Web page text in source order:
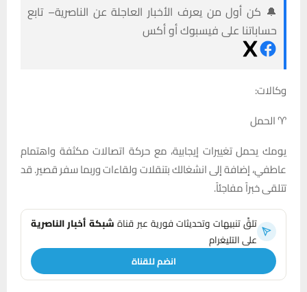
🔔 كن أول من يعرف الأخبار العاجلة عن الناصرية– تابع
حساباتنا على فيسبوك أو أكس
وكالات:
♈ الحمل
يومك يحمل تغييرات إيجابية، مع حركة اتصالات مكثفة واهتمام
عاطفي، إضافة إلى انشغالك بتنقلات ولقاءات وربما سفر قصير. قد
تتلقى خبراً مفاجئاً.
تلقَّ تنبيهات وتحديثات فورية عبر قناةشبكة أخبار الناصرية
على التليغرام
انضم للقناة